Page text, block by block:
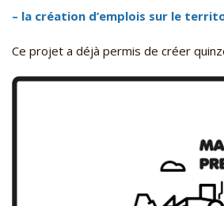
– la création d’emplois sur le
Ce projet a déjà permis de créer